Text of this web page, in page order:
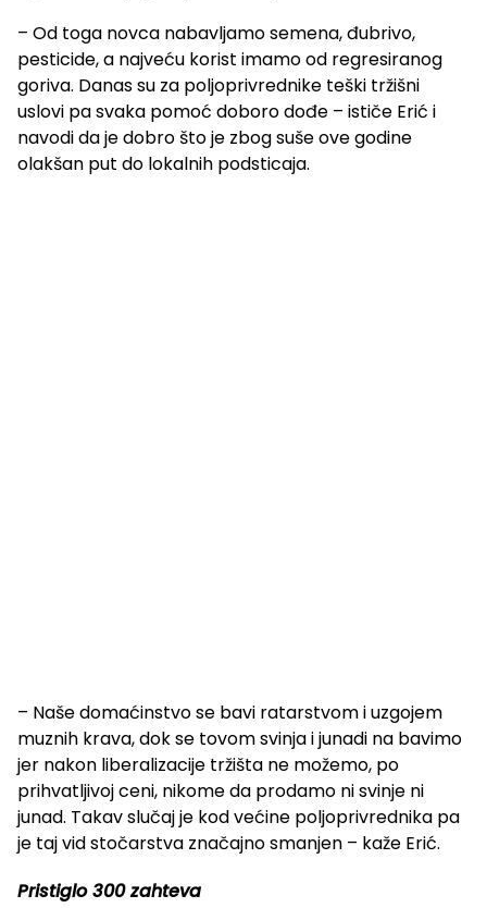
– Od toga novca nabavljamo semena, đubrivo,
pesticide, a najveću korist imamo od regresiranog
goriva. Danas su za poljoprivrednike teški tržišni
uslovi pa svaka pomoć doboro dođe – ističe Erić i
navodi da je dobro što je zbog suše ove godine
olakšan put do lokalnih podsticaja.
– Naše domaćinstvo se bavi ratarstvom i uzgojem
muznih krava, dok se tovom svinja i junadi na bavimo
jer nakon liberalizacije tržišta ne možemo, po
prihvatljivoj ceni, nikome da prodamo ni svinje ni
junad. Takav slučaj je kod većine poljoprivrednika pa
je taj vid stočarstva značajno smanjen – kaže Erić.
Pristiglo 300 zahteva